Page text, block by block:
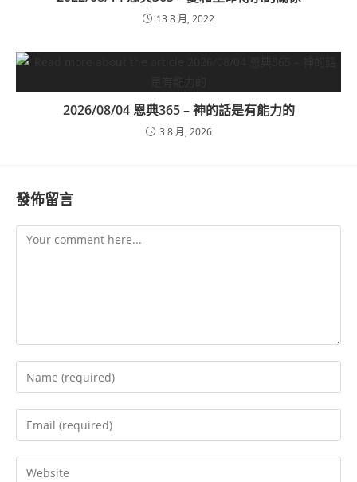
13 8 月, 2022
2026/08/04 恩典365 – 神的話是有能力的
3 8 月, 2026
發佈留言